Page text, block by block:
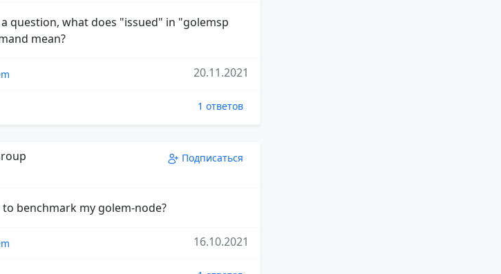
a question, what does "issued" in "golemsp
mean?
20.11.2021
1 ответов
Подписаться
benchmark my golem-node?
16.10.2021